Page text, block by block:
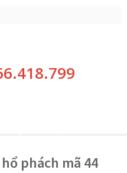
phách mã 44